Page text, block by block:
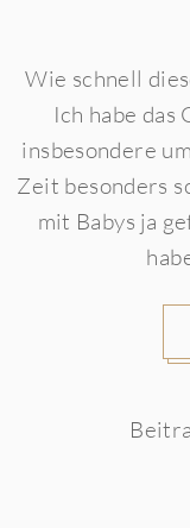
Wie schnell
Ich habe das
insbesondere
Zeit besonders
mit Babys ja